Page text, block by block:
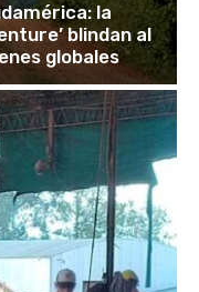
la
blindan al
globales